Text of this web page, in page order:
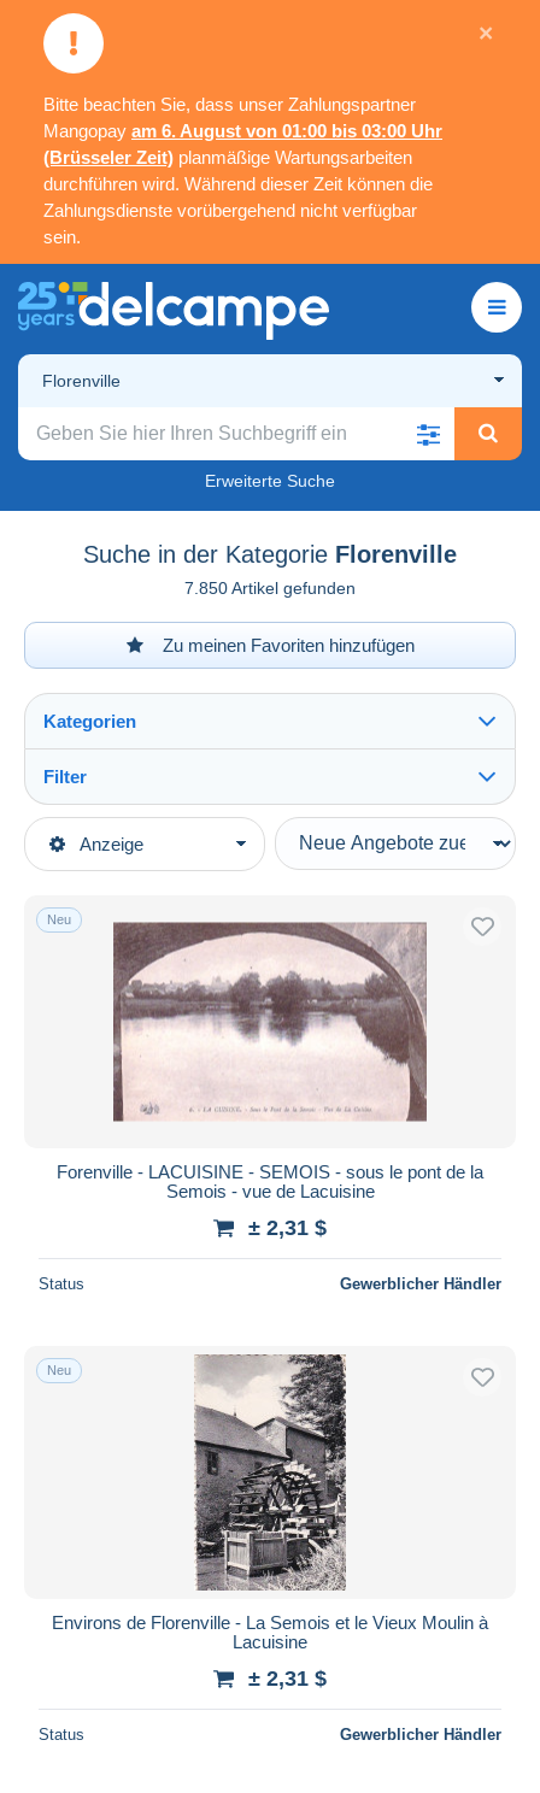
Bitte beachten Sie, dass unser Zahlungspartner
Mangopay am 6. August von 01:00 bis 03:00 Uhr
(Brüsseler Zeit) planmäßige Wartungsarbeiten
durchführen wird. Während dieser Zeit können die
Zahlungsdienste vorübergehend nicht verfügbar
sein.
×
Florenville
Erweiterte Suche
Suche in der Kategorie Florenville
7.850 Artikel gefunden
Zu meinen Favoriten hinzufügen
Anzeige
Kategorien
Hauptkategorien
Europa
Belgien
Luxemburg
Florenville
Filter
Art der Verkäufe
Laufende Angebote
Auktionen mit Geboten
Auktionen ohne Gebote
Auktionshäuser
Verkauft
Alle Laufzeiten
Preis
Kostenloser Versand
Zahlungsmethoden
Banküberweisung
Mastercard
Bancontact
Gesamte Auswahl aufheben
Wohnsitz des Verkäufers
Neu
Forenville - LACUISINE - SEMOIS - sous le pont de la
Semois - vue de Lacuisine
± 2,31 $
Status Gewerblicher Händler
Neu
Environs de Florenville - La Semois et le Vieux Moulin à
Lacuisine
± 2,31 $
Status Gewerblicher Händler